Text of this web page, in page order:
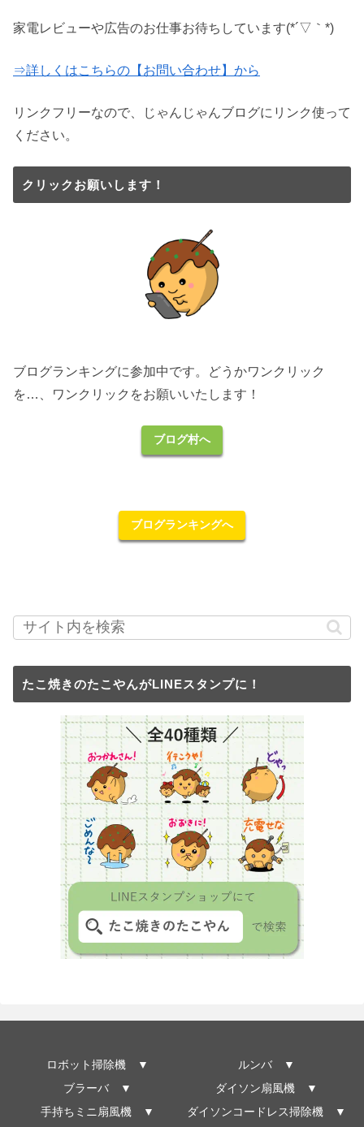
家電レビューや広告のお仕事お待ちしています(*´▽｀*)
⇒詳しくはこちらの【お問い合わせ】から
リンクフリーなので、じゃんじゃんブログにリンク使って
ください。
クリックお願いします！
ブログランキングに参加中です。どうかワンクリック
を…、ワンクリックをお願いいたします！
ブログ村へ
ブログランキングへ
たこ焼きのたこやんがLINEスタンプに！
ロボット掃除機 ▼
ルンバ ▼
ブラーバ ▼
ダイソン扇風機 ▼
手持ちミニ扇風機 ▼
ダイソンコードレス掃除機 ▼